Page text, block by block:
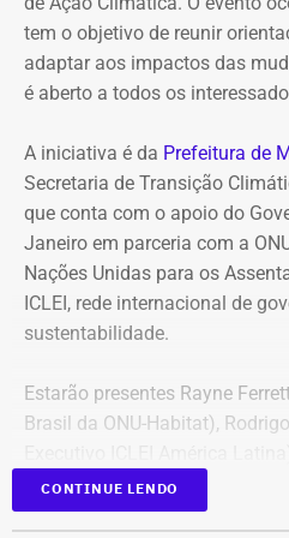
para pessoas que enfrentam
hábito de apostar.
recomendações práticas para
apresenta a ferramenta oficial
plataformas autorizadas e
pode buscar orientação,
Famílias gastaram
O Boletim Fiscal dos Estados
R$ 62,5 bilhões das famílias
de apostas online. O
tem o objetivo de reunir
adaptar aos impactos das
é aberto a todos os
A iniciativa é da Prefeitura de
Secretaria de Transição
que conta com o apoio do
Janeiro em parceria com a
Nações Unidas para os
ICLEI, rede internacional de
sustentabilidade.
Estarão presentes Rayne
Brasil da ONU-Habitat),
Resiliência e Mitigação
Richard Seal, entre outros
CONTINUE LENDO